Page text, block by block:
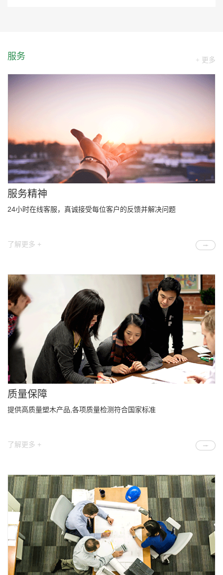
服务 + 更多
服务精神
24小时在线客服，真诚接受每位客户的反馈并解决问题
了解更多 +
质量保障
提供高质量塑木产品,各项质量检测符合国家标准
了解更多 +